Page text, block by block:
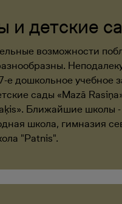
и детские
возможности
е дошкольное учебное
сады «Mazā
Ближайшие школы
школа, гимназия
"Patnis".